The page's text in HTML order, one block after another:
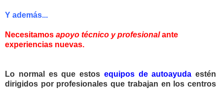
Y además...
Necesitamos apoyo técnico y profesionalante
experiencias nuevas.
Lo normal es que estos equipos de autoayuda estén
dirigidos por profesionales que trabajan en los centros